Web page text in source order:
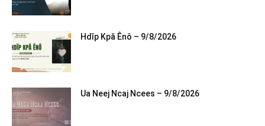
Hdĭp Kpă Ênô – 9/8/2026
Ua Neej Ncaj Ncees – 9/8/2026